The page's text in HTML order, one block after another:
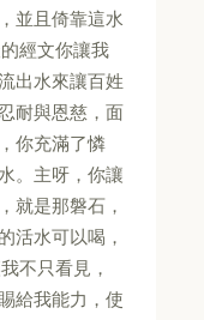
並且倚靠這水
經文你讓我
出水來讓百姓
耐與恩慈，面
你充滿了憐
。主呀，你讓
就是那磐石，
活水可以喝，
不只看見，
給我能力，使